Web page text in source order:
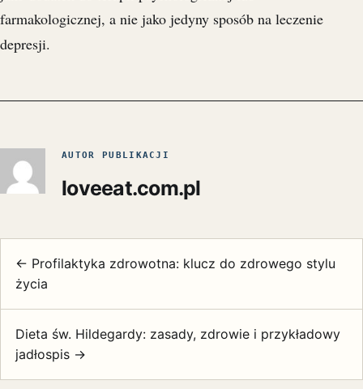
farmakologicznej, a nie jako jedyny sposób na leczenie
depresji.
AUTOR PUBLIKACJI
loveeat.com.pl
← Profilaktyka zdrowotna: klucz do zdrowego stylu
życia
Dieta św. Hildegardy: zasady, zdrowie i przykładowy
jadłospis →